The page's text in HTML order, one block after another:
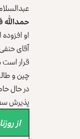
او
آقای
قرار
چین و
در حال
پذیرش
از